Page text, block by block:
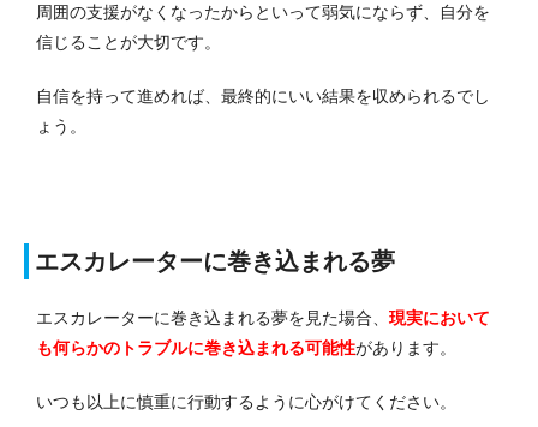
周囲の支援がなくなったからといって弱気にならず、自分を
信じることが大切です。
自信を持って進めれば、最終的にいい結果を収められるでし
ょう。
エスカレーターに巻き込まれる夢
エスカレーターに巻き込まれる夢を見た場合、 現実において
も何らかのトラブルに巻き込まれる可能性があります。
いつも以上に慎重に行動するように心がけてください。